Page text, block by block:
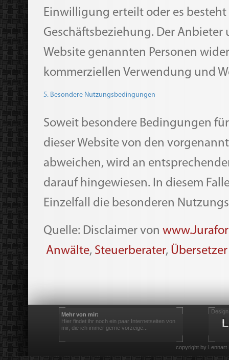
Einwilligung erteilt oder es besteht
Geschäftsbeziehung. Der Anbieter
Website genannten Personen
kommerziellen Verwendung und
5. Besondere Nutzungsbedingungen
Soweit besondere Bedingungen
dieser Website von den
abweichen, wird an
darauf hingewiesen. In diesem
Einzelfall die besonderen
Quelle: Disclaimer von
Anwälte, Steuerberater, Übersetzer
Mehr von mir:
Hier findet ihr noch ein paar Internetseiten von
mir, die ich immer gerne vorzeige...
copyright by